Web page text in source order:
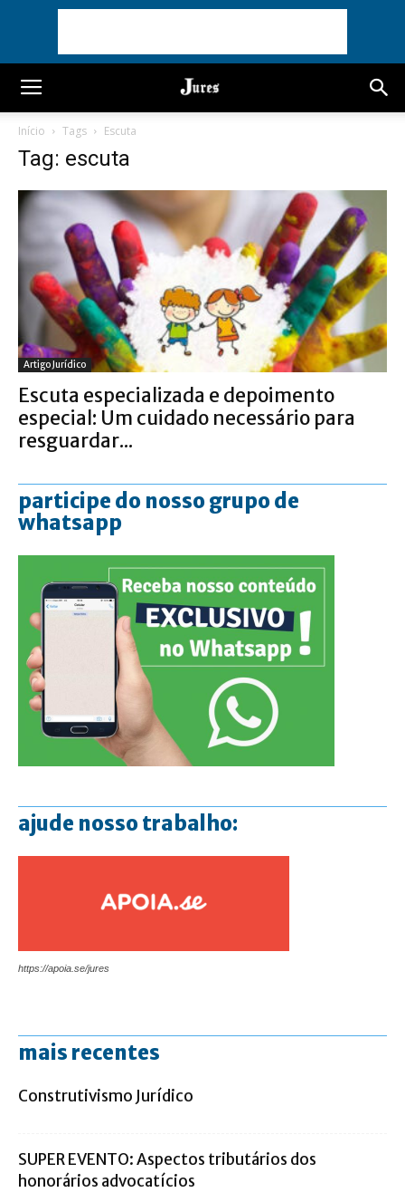
Início Tags Escuta
Tag: escuta
Artigo Jurídico
Escuta especializada e depoimento
especial: Um cuidado necessário para
resguardar...
participe do nosso grupo de
whatsapp
ajude nosso trabalho:
https://apoia.se/jures
mais recentes
Construtivismo Jurídico
SUPER EVENTO: Aspectos tributários dos
honorários advocatícios